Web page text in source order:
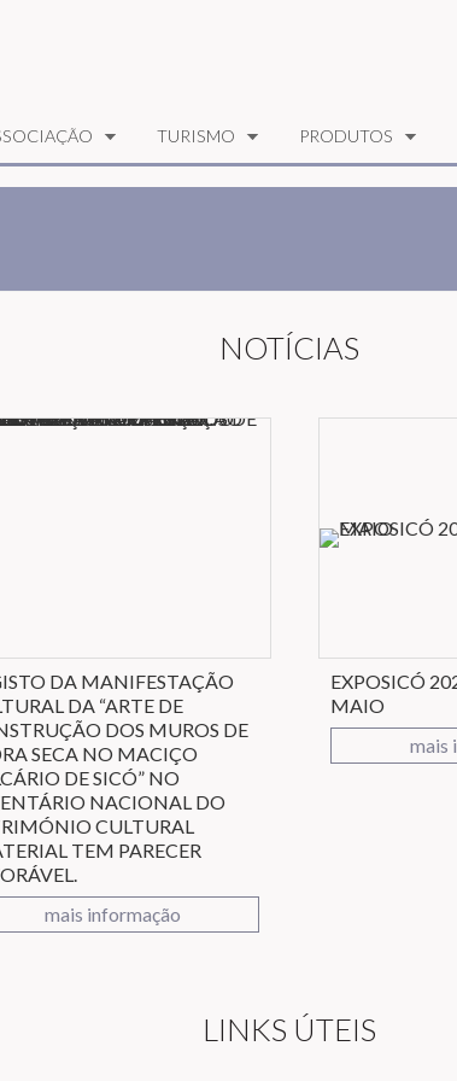
TURISMO PRODUTOS
NOTÍCIAS
DA MANIFESTAÇÃO
DA “ARTE DE
DOS MUROS DE
SECA NO MACIÇO
DE SICÓ” NO
NACIONAL DO
CULTURAL
TEM PARECER
mais informação
EXPOSICÓ
MAIO
mais
LINKS ÚTEIS